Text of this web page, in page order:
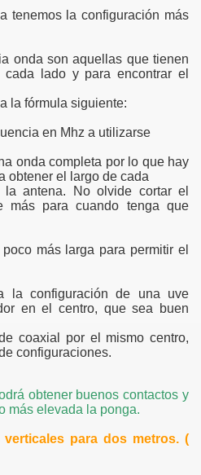
tenemos la configuración más
onda son aquellas que tienen
lado y para encontrar el
la fórmula siguiente:
en Mhz a utilizarse
onda completa por lo que hay
obtener el largo de cada
antena. No olvide cortar el
para cuando tenga que
más larga para permitir el
configuración de una uve
en el centro, que sea buen
coaxial por el mismo centro,
configuraciones.
obtener buenos contactos y
más elevada la ponga.
para dos metros. (